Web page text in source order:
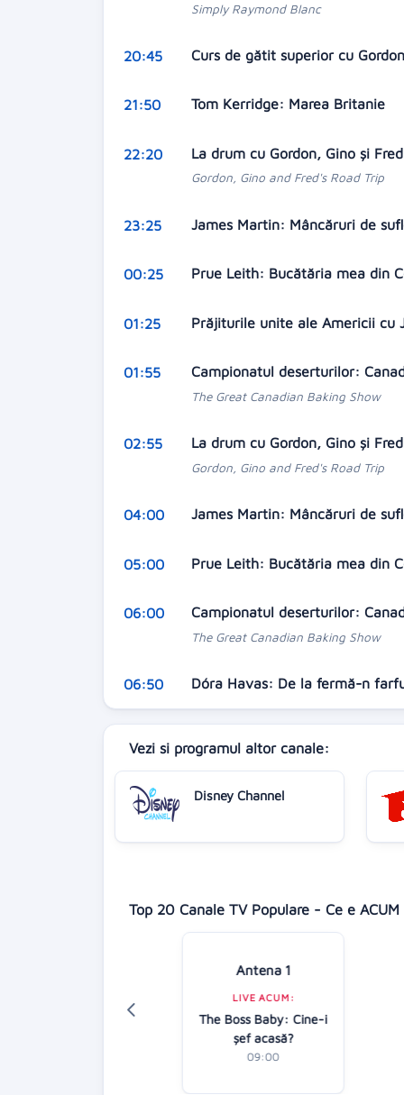
Simply Raymond Blanc
20:45 Curs de gătit superior cu Gordon
21:50 Tom Kerridge: Marea Britanie
22:20 La drum cu Gordon, Gino şi Fred
Gordon, Gino and Fred's Road Trip
23:25 James Martin: Mâncăruri de
00:25 Prue Leith: Bucătăria mea din
01:25 Prăjiturile unite ale Americii cu
01:55 Campionatul deserturilor:
The Great Canadian Baking Show
02:55 La drum cu Gordon, Gino şi Fred
Gordon, Gino and Fred's Road Trip
04:00 James Martin: Mâncăruri de
05:00 Prue Leith: Bucătăria mea din
06:00 Campionatul deserturilor:
The Great Canadian Baking Show
06:50 Dóra Havas: De la fermă-n
Vezi si programul altor canale:
Disney Channel
Top 20 Canale TV Populare - Ce e
Antena 1
LIVE ACUM:
The Boss Baby: Cine-i
şef acasă?
09:00